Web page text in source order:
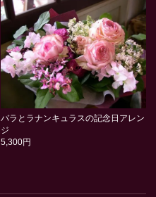
バラとラナンキュラスの記念日アレン
ジ
5,300円